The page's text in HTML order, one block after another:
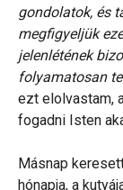
gondolatok, és
megfigyeljük
jelenlétének
folyamatosan
ezt elolvastam,
fogadni Isten
Másnap
hónapja, a